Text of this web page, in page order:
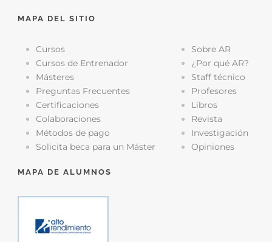
MAPA DEL SITIO
Cursos
Cursos de Entrenador
Másteres
Preguntas Frecuentes
Certificaciones
Colaboraciones
Métodos de pago
Solicita beca para un Máster
Sobre AR
¿Por qué AR?
Staff técnico
Profesores
Libros
Revista
Investigación
Opiniones
MAPA DE ALUMNOS